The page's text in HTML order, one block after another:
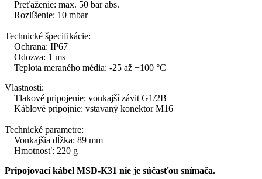
Preťaženie: max. 50 bar abs.
Rozlíšenie: 10 mbar
Technické špecifikácie:
Ochrana: IP67
Odozva: 1 ms
Teplota meraného média: -25 až +100 °C
Vlastnosti:
Tlakové pripojenie: vonkajší závit G1/2B
Káblové pripojnie: vstavaný konektor M16
Technické parametre:
Vonkajšia dĺžka: 89 mm
Hmotnosť: 220 g
Pripojovací kábel MSD-K31 nie je súčasťou snímača.